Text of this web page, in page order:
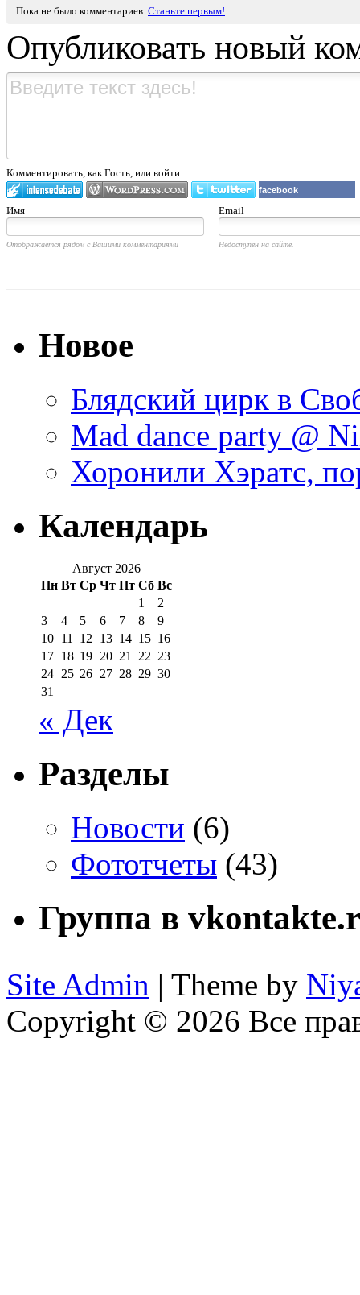
Пока не было комментариев. Станьте первым!
Опубликовать новый
Комментировать, как Гость, или войти:
facebook
Имя Email
Отображается рядом с Вашими комментариями Недоступен на сайте.
Новое
Блядский цирк в
Mad dance party @
Хоронили Хэратс,
Календарь
Август 2026
Пн Вт Ср Чт Пт Сб Вс
1
2
3
4 5 6 7 8
9
10 11 12 13 14 15 16
17 18 19 20 21 22 23
24 25 26 27 28 29 30
31
« Дек
Разделы
Новости (6)
Фототчеты (43)
Группа в
Site Admin | Theme by
Copyright © 2026 Все